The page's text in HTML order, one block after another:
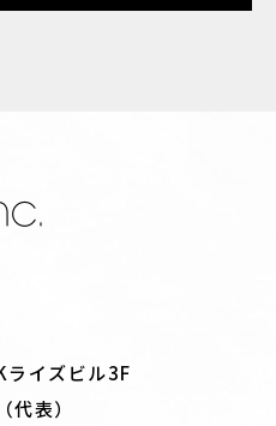
イズビル3F
表）